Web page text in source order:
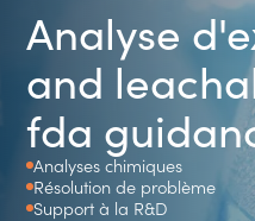
Analyse
and
fda
Analyses chimiques
Résolution de problème
Support à la R&D